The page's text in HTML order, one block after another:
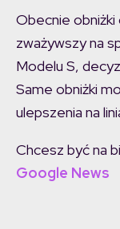
Obecnie
zważywszy na
Modelu S,
Same obniżki
ulepszenia na
Chcesz być na
Google News